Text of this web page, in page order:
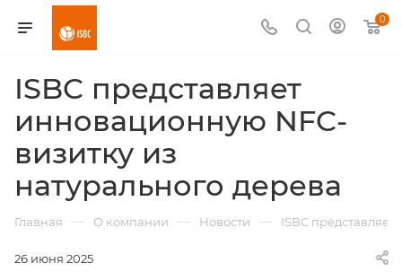
0
ISBC представляет
инновационную NFC-
визитку из
натурального дерева
Главная — О компании — Новости — ISBC
26 июня 2025